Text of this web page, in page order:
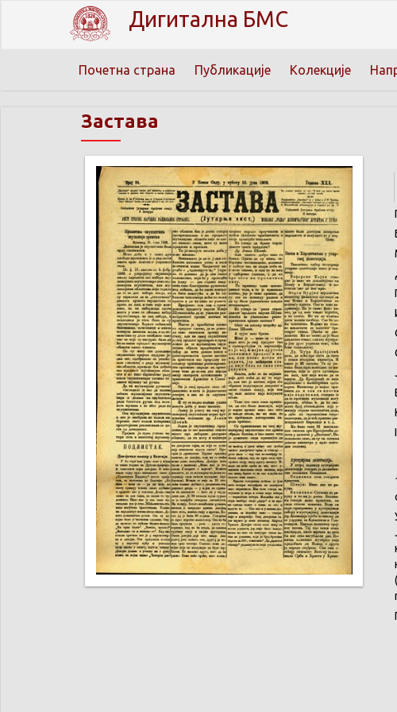
Дигитална БМС
Почетна страна Публикације Колекције
Застава